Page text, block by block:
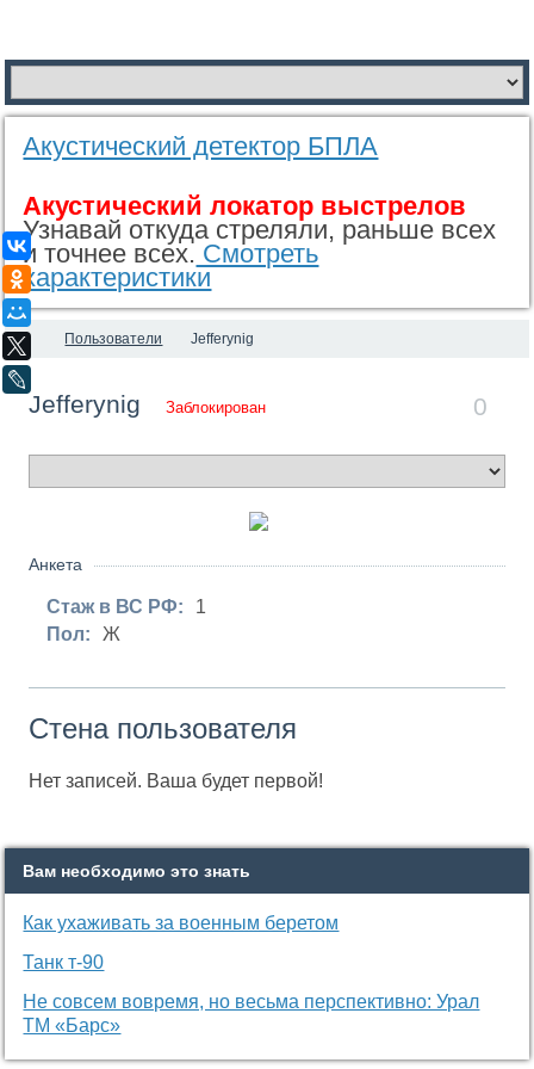
ВКонтакте
Одноклассники
Мой Мир
Акустический детектор БПЛА
Акустический локатор выстрелов
Узнавай откуда стреляли, раньше всех
и точнее всех. Смотреть
характеристики
Пользователи Jefferynig
0
Jefferynig Заблокирован
Анкета
Стаж в ВС РФ:
1
Пол:
Ж
Стена пользователя
Нет записей. Ваша будет первой!
Вам необходимо это знать
Как ухаживать за военным беретом
Танк т-90
Не совсем вовремя, но весьма перспективно: Урал
ТМ «Барс»